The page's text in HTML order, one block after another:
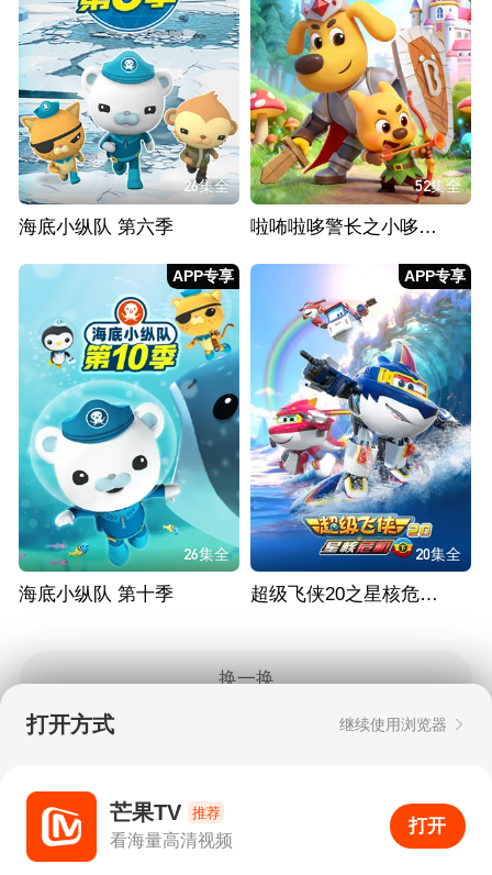
26集全
海底小纵队 第六季
52集全
啦咘啦哆警长之小哆哆守护计划
APP专享
26集全
海底小纵队 第十季
APP专享
20集全
超级飞侠20之星核危机（下）
换一换
20
打开APP
打开方式 继续使用浏览器
芒果TV 推荐
看海量高清视频
打开